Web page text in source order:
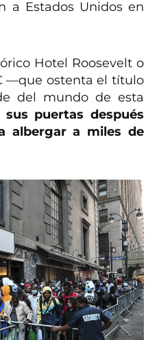
a Estados Unidos en
Hotel Roosevelt o
—que ostenta el título
del mundo de esta
sus puertas después
albergar a miles de